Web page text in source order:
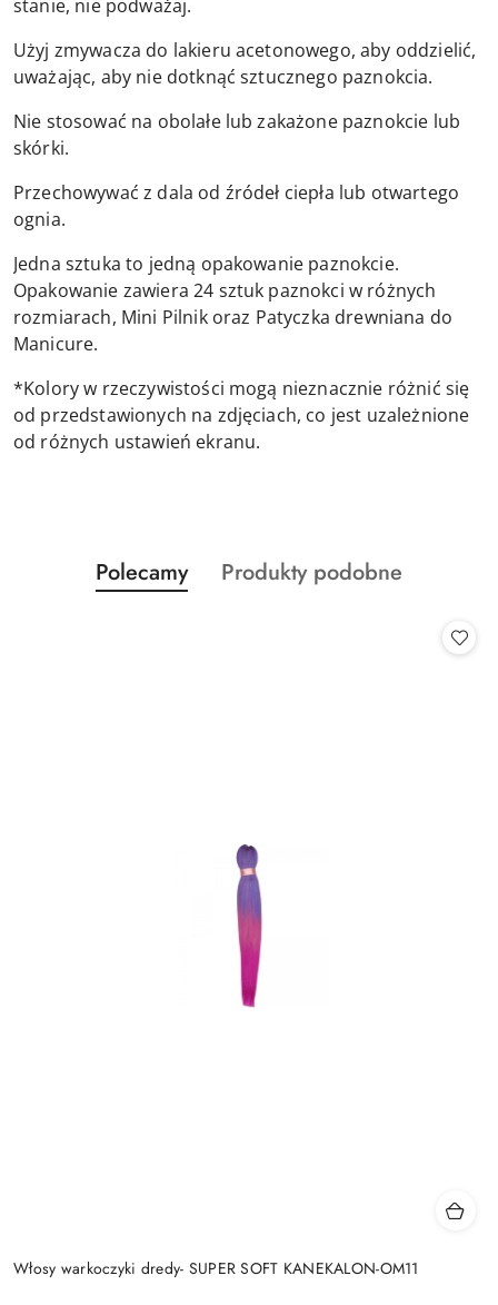
stanie, nie podważaj.
Użyj zmywacza do lakieru acetonowego, aby oddzielić,
uważając, aby nie dotknąć sztucznego paznokcia.
Nie stosować na obolałe lub zakażone paznokcie lub
skórki.
Przechowywać z dala od źródeł ciepła lub otwartego
ognia.
Jedna sztuka to jedną opakowanie paznokcie.
Opakowanie zawiera 24 sztuk paznokci w różnych
rozmiarach, Mini Pilnik oraz Patyczka drewniana do
Manicure.
*Kolory w rzeczywistości mogą nieznacznie różnić się
od przedstawionych na zdjęciach, co jest uzależnione
od różnych ustawień ekranu.
Pomiń karuzelę produktów
Produkty
o
Polecamy
Produkty
Produkty podobne
Włosy warkoczyki dredy- SUPER SOFT KANEKALON-OM11